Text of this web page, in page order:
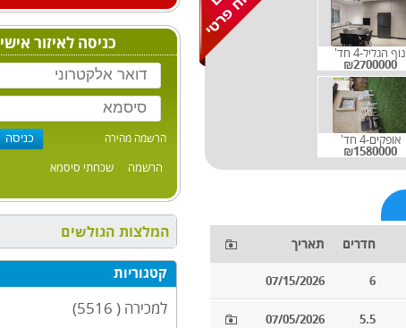
נוף הגליל-4 חד'
₪2700000
אופקים-4 חד'
₪1580000
חדרים תאריך
6
07/15/2026
5.5
07/05/2026
כניסה לאיזור אישי
הרשמה מהירה
שכחתי סיסמא הרשמה
המלצות הגולשים
קטגוריות
למכירה ( 5516)